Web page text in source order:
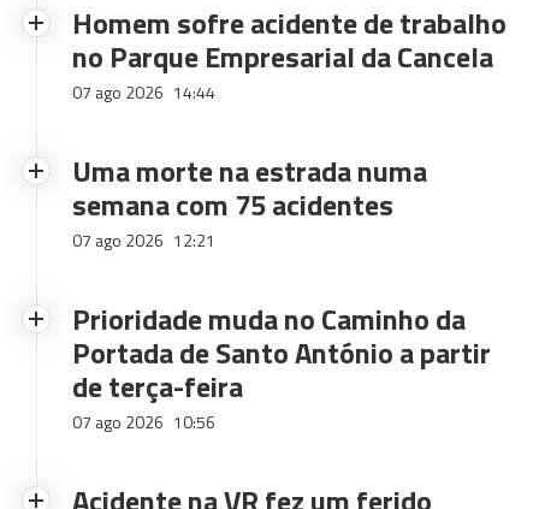
Homem sofre acidente de trabalho
no Parque Empresarial da Cancela
07 ago 2026 14:44
Uma morte na estrada numa
semana com 75 acidentes
07 ago 2026 12:21
Prioridade muda no Caminho da
Portada de Santo António a partir
de terça-feira
07 ago 2026 10:56